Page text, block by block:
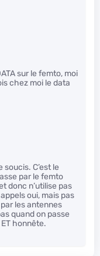
sur le femto, moi
chez moi le data
soucis. C’est le
par le femto
donc n’utilise pas
oui, mais pas
les antennes
quand on passe
honnête.